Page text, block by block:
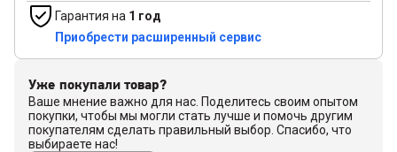
Гарантия на 1 год
Приобрести расширенный сервис
Уже покупали товар?
Ваше мнение важно для нас. Поделитесь своим опытом
покупки, чтобы мы могли стать лучше и помочь другим
покупателям сделать правильный выбор. Спасибо, что
выбираете нас!